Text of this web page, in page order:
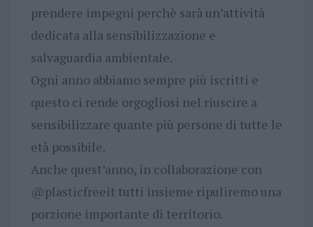
prendere impegni perchè sarà un’attività
dedicata alla sensibilizzazione e
salvaguardia ambientale.
Ogni anno abbiamo sempre più iscritti e
questo ci rende orgogliosi nel riuscire a
sensibilizzare quante più persone di tutte le
età possibile.
Anche quest’anno, in collaborazione con
@plasticfreeit tutti insieme ripuliremo una
porzione importante di territorio.